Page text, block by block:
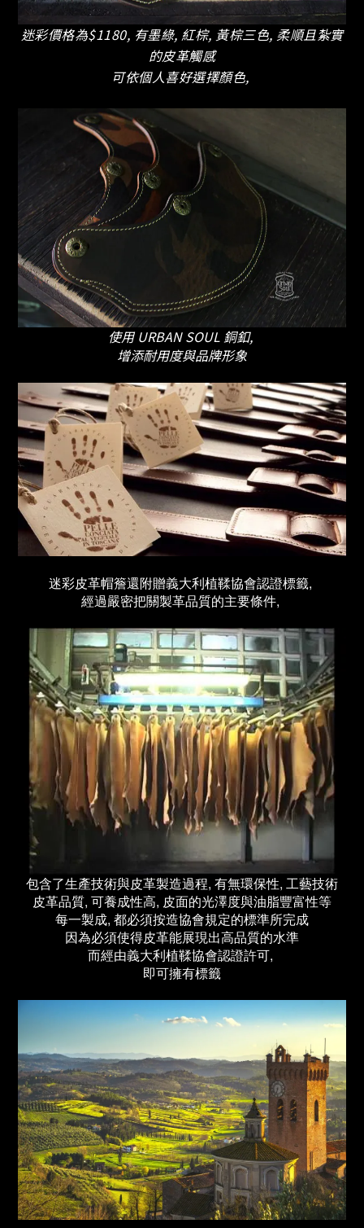
迷彩價格為$1180, 有墨綠, 紅棕, 黃棕三色, 柔順且紮實
的皮革觸感
可依個人喜好選擇顏色,
使用 URBAN SOUL 銅釦,
增添耐用度與品牌形象
迷彩皮革帽簷還附贈義大利植鞣協會認證標籤,
經過嚴密把關製革品質的主要條件,
包含了生產技術與皮革製造過程, 有無環保性, 工藝技術
皮革品質, 可養成性高, 皮面的光澤度與油脂豐富性等
每一製成, 都必須按造協會規定的標準所完成
因為必須使得皮革能展現出高品質的水準
而經由義大利植鞣協會認證許可,
即可擁有標籤